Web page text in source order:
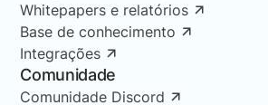
Whitepapers e relatórios
Base de conhecimento
Integrações
Comunidade
Comunidade Discord